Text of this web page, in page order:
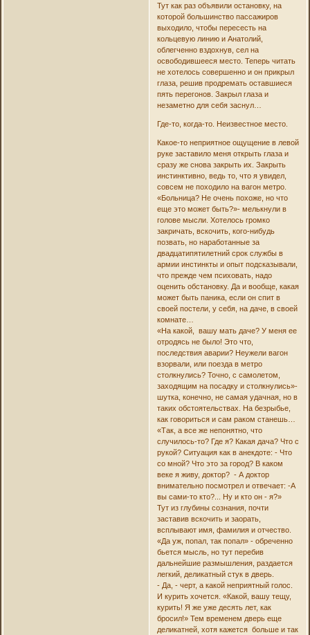
Тут как раз объявили остановку, на
которой большинство пассажиров
выходило, чтобы пересесть на
кольцевую линию и Анатолий,
облегченно вздохнув, сел на
освободившееся место. Теперь читать
не хотелось совершенно и он прикрыл
глаза, решив продремать оставшиеся
пять перегонов. Закрыл глаза и
незаметно для себя заснул…
Где-то, когда-то. Неизвестное место.
Какое-то неприятное ощущение в левой
руке заставило меня открыть глаза и
сразу же снова закрыть их. Закрыть
инстинктивно, ведь то, что я увидел,
совсем не походило на вагон метро.
«Больница? Не очень похоже, но что
еще это может быть?»- мелькнули в
голове мысли. Хотелось громко
закричать, вскочить, кого-нибудь
позвать, но наработанные за
двадцатипятилетний срок службы в
армии инстинкты и опыт подсказывали,
что прежде чем психовать, надо
оценить обстановку. Да и вообще, какая
может быть паника, если он спит в
своей постели, у себя, на даче, в своей
комнате…
«На какой, вашу мать даче? У меня ее
отродясь не было! Это что,
последствия аварии? Неужели вагон
взорвали, или поезда в метро
столкнулись? Точно, с самолетом,
заходящим на посадку и столкнулись»-
шутка, конечно, не самая удачная, но в
таких обстоятельствах. На безрыбье,
как говориться и сам раком станешь…
«Так, а все же непонятно, что
случилось-то? Где я? Какая дача? Что с
рукой? Ситуация как в анекдоте: - Что
со мной? Что это за город? В каком
веке я живу, доктор? - А доктор
внимательно посмотрел и отвечает: -А
вы сами-то кто?... Ну и кто он - я?»
Тут из глубины сознания, почти
заставив вскочить и заорать,
всплывают имя, фамилия и отчество.
«Да уж, попал, так попал» - обреченно
бьется мысль, но тут перебив
дальнейшие размышления, раздается
легкий, деликатный стук в дверь.
- Да, - черт, а какой неприятный голос.
И курить хочется. «Какой, вашу тещу,
курить! Я же уже десять лет, как
бросил!» Тем временем дверь еще
деликатней, хотя кажется больше и так